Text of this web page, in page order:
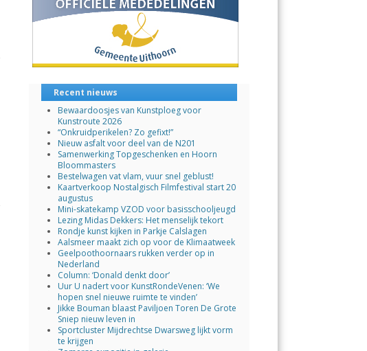
Recent nieuws
Bewaardoosjes van Kunstploeg voor
Kunstroute 2026
“Onkruidperikelen? Zo gefixt!”
Nieuw asfalt voor deel van de N201
Samenwerking Topgeschenken en Hoorn
Bloommasters
Bestelwagen vat vlam, vuur snel geblust!
Kaartverkoop Nostalgisch Filmfestival start 20
augustus
Mini-skatekamp VZOD voor basisschooljeugd
Lezing Midas Dekkers: Het menselijk tekort
Rondje kunst kijken in Parkje Calslagen
Aalsmeer maakt zich op voor de Klimaatweek
Geelpoothoornaars rukken verder op in
Nederland
Column: ‘Donald denkt door’
Uur U nadert voor KunstRondeVenen: ‘We
hopen snel nieuwe ruimte te vinden’
Jikke Bouman blaast Paviljoen Toren De Grote
Sniep nieuw leven in
Sportcluster Mijdrechtse Dwarsweg lijkt vorm
te krijgen